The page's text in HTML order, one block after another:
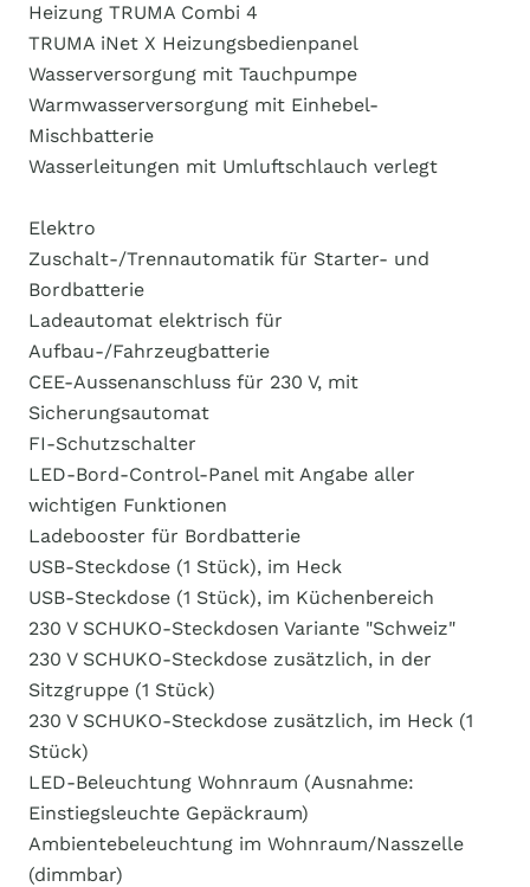
Heizung TRUMA Combi 4
TRUMA iNet X Heizungsbedienpanel
Wasserversorgung mit Tauchpumpe
Warmwasserversorgung mit Einhebel-
Mischbatterie
Wasserleitungen mit Umluftschlauch verlegt
Elektro
Zuschalt-/Trennautomatik für Starter- und
Bordbatterie
Ladeautomat elektrisch für
Aufbau-/Fahrzeugbatterie
CEE-Aussenanschluss für 230 V, mit
Sicherungsautomat
FI-Schutzschalter
LED-Bord-Control-Panel mit Angabe aller
wichtigen Funktionen
Ladebooster für Bordbatterie
USB-Steckdose (1 Stück), im Heck
USB-Steckdose (1 Stück), im Küchenbereich
230 V SCHUKO-Steckdosen Variante "Schweiz"
230 V SCHUKO-Steckdose zusätzlich, in der
Sitzgruppe (1 Stück)
230 V SCHUKO-Steckdose zusätzlich, im Heck (1
Stück)
LED-Beleuchtung Wohnraum (Ausnahme:
Einstiegsleuchte Gepäckraum)
Ambientebeleuchtung im Wohnraum/Nasszelle
(dimmbar)